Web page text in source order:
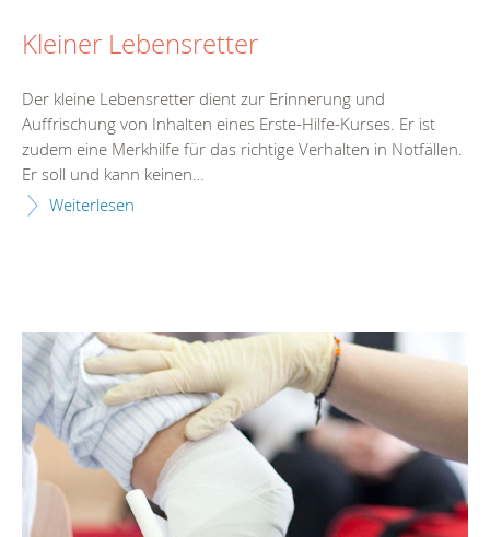
Kleiner Lebensretter
Der kleine Lebensretter dient zur Erinnerung und
Auffrischung von Inhalten eines Erste-Hilfe-Kurses. Er ist
zudem eine Merkhilfe für das richtige Verhalten in Notfällen.
Er soll und kann keinen…
Weiterlesen